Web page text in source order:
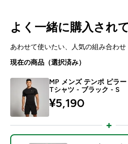
よく一緒に購入され
あわせて使いたい、人気の組み合わせ
現在の商品（選択済み）
MP メンズ テンポ ピラ
Tシャツ - ブラック - S
¥5,190‎